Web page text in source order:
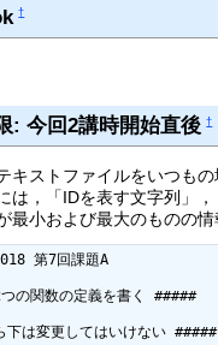
†
: 今回2講時開始直後 †
キストファイルをいつも
は，「IDを表す文字列」
最小および最大のものの
第7回課題A
の関数の定義を書く #####
下は変更してはいけない #####